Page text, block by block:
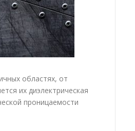
областях, от
их диэлектрическая
проницаемости